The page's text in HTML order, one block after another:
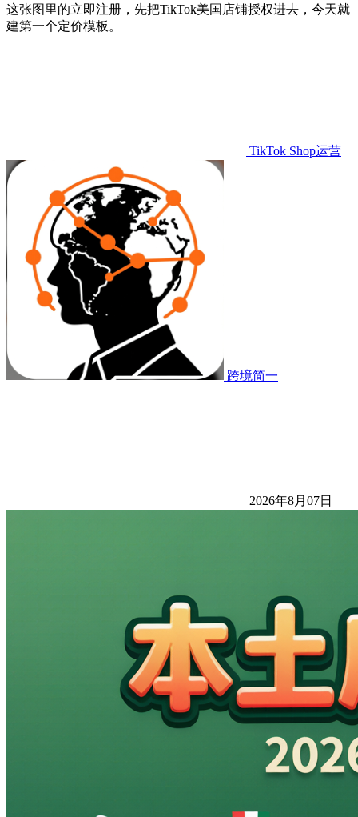
这张图里的立即注册，先把TikTok美国店铺授权进去，今天就
建第一个定价模板。
TikTok Shop运营
跨境简一
2026年8月07日